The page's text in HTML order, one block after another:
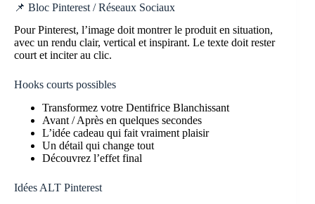
📌 Bloc Pinterest / Réseaux Sociaux
Pour Pinterest, l’image doit montrer le produit en situation,
avec un rendu clair, vertical et inspirant. Le texte doit rester
court et inciter au clic.
Hooks courts possibles
Transformez votre Dentifrice Blanchissant
Avant / Après en quelques secondes
L’idée cadeau qui fait vraiment plaisir
Un détail qui change tout
Découvrez l’effet final
Idées ALT Pinterest